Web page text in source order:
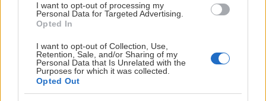
I want to opt-out of processing my
Personal Data for Targeted Advertising.
Opted In
I want to opt-out of Collection, Use,
Retention, Sale, and/or Sharing of my
Personal Data that Is Unrelated with the
Purposes for which it was collected.
Opted Out